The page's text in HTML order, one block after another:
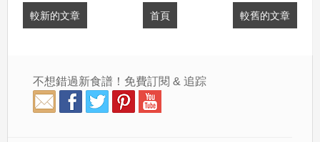
較新的文章 較舊的文章
首頁
不想錯過新食譜！免費訂閱 & 追踪